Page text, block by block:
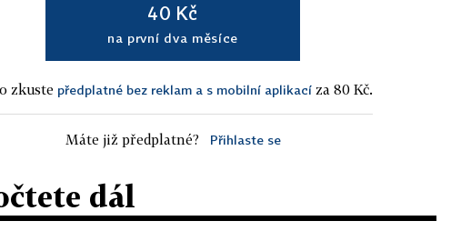
40 Kč
na první dva měsíce
zkuste předplatné bez reklam a s mobilní aplikací za 80 Kč.
Máte již předplatné? Přihlaste se
dál